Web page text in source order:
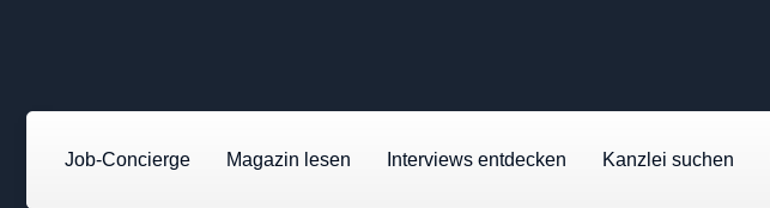
Job-Concierge Magazin lesen Interviews entdecken Kanzlei suchen